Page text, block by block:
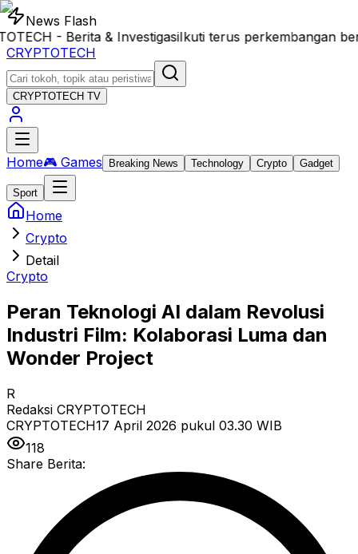
News Flash
- Berita & InvestigasiIkuti terus perkembangan
CRYPTOTECH
CRYPTOTECH TV
Home🎮 Games Breaking News Technology Crypto Gadget
Sport
Home
Crypto
Detail
Crypto
Peran Teknologi AI dalam Revolusi
Industri Film: Kolaborasi Luma dan
Wonder Project
R
Redaksi CRYPTOTECH
CRYPTOTECH17 April 2026 pukul 03.30 WIB
118
Share Berita: